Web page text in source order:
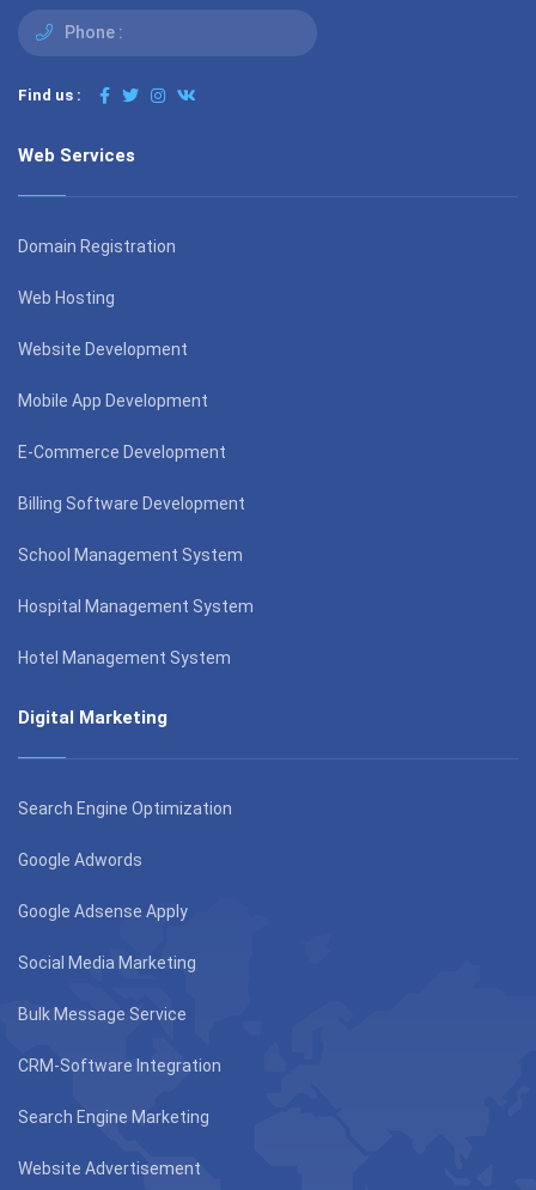
Phone :
Find us :
Web Services
Domain Registration
Web Hosting
Website Development
Mobile App Development
E-Commerce Development
Billing Software Development
School Management System
Hospital Management System
Hotel Management System
Digital Marketing
Search Engine Optimization
Google Adwords
Google Adsense Apply
Social Media Marketing
Bulk Message Service
CRM-Software Integration
Search Engine Marketing
Website Advertisement